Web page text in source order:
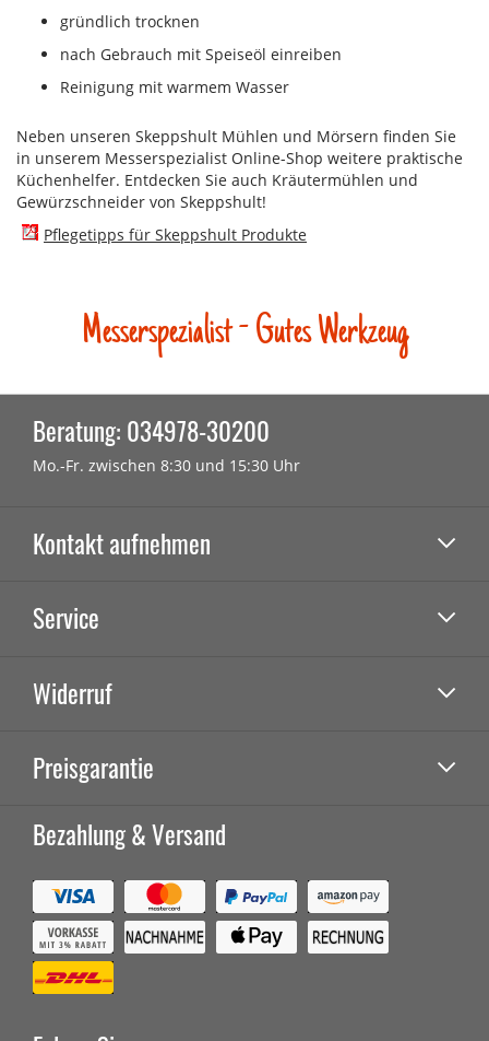
gründlich trocknen
nach Gebrauch mit Speiseöl einreiben
Reinigung mit warmem Wasser
Neben unseren Skeppshult Mühlen und Mörsern finden Sie
in unserem Messerspezialist Online-Shop weitere praktische
Küchenhelfer. Entdecken Sie auch Kräutermühlen und
Gewürzschneider von Skeppshult!
Pflegetipps für Skeppshult Produkte
Messerspezialist - Gutes Werkzeug
Beratung: 034978-30200
Mo.-Fr. zwischen 8:30 und 15:30 Uhr
Kontakt aufnehmen
Service
Widerruf
Preisgarantie
Bezahlung & Versand